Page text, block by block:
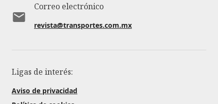
Correo electrónico
revista@transportes.com.mx
Ligas de interés:
Aviso de privacidad